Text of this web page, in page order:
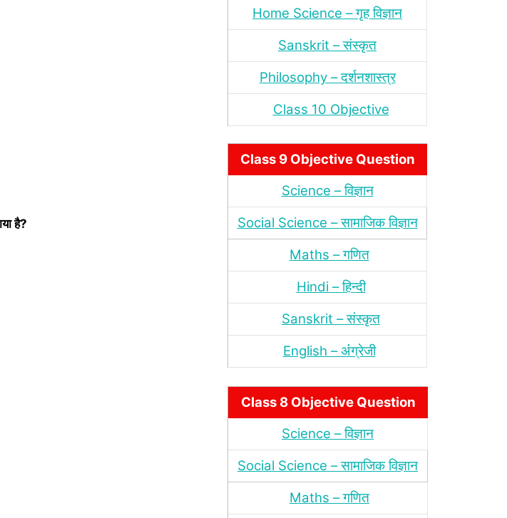
है?
Home Science – गृह विज्ञान
Sanskrit – संस्‍कृत
Philosophy – दर्शनशास्‍त्र
Class 10 Objective
Class 9 Objective Question
Science – विज्ञान
Social Science – सामाजिक विज्ञान
Maths – गणित
Hindi – हिन्‍दी
Sanskrit – संस्‍कृत
English – अंंग्रेजी
Class 8 Objective Question
Science – विज्ञान
Social Science – सामाजिक विज्ञान
Maths – गणित